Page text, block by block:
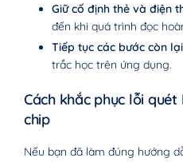
Giữ cố định thẻ và điện
đến khi quá trình đọc
Tiếp tục các bước còn lại
trắc học trên ứng dụng.
Cách khắc phục lỗi quét
chip
Nếu bạn đã làm đúng hướng